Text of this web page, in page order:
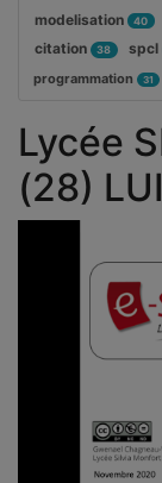
Lycée
(28)
modelisation 40
citation 38 spcl
programmation 31